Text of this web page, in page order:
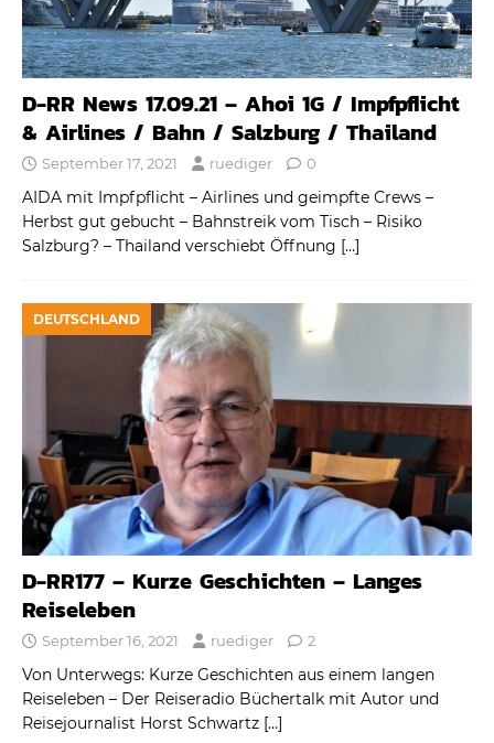
D-RR News 17.09.21 – Ahoi 1G / Impfpflicht
& Airlines / Bahn / Salzburg / Thailand
September 17, 2021 ruediger 0
AIDA mit Impfpflicht – Airlines und geimpfte Crews –
Herbst gut gebucht – Bahnstreik vom Tisch – Risiko
Salzburg? – Thailand verschiebt Öffnung […]
DEUTSCHLAND
D-RR177 – Kurze Geschichten – Langes
Reiseleben
September 16, 2021 ruediger 2
Von Unterwegs: Kurze Geschichten aus einem langen
Reiseleben – Der Reiseradio Büchertalk mit Autor und
Reisejournalist Horst Schwartz […]